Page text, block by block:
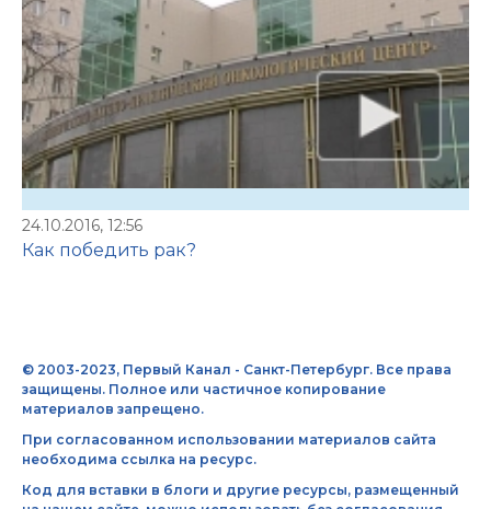
24.10.2016, 12:56
Как победить рак?
© 2003-2023, Первый Канал - Санкт-Петербург. Все права
защищены. Полное или частичное копирование
материалов запрещено.
При согласованном использовании материалов сайта
необходима ссылка на ресурс.
Код для вставки в блоги и другие ресурсы, размещенный